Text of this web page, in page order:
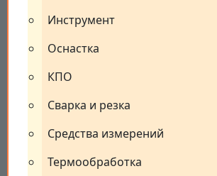
Инструмент
Оснастка
КПО
Сварка и резка
Средства измерений
Термообработка